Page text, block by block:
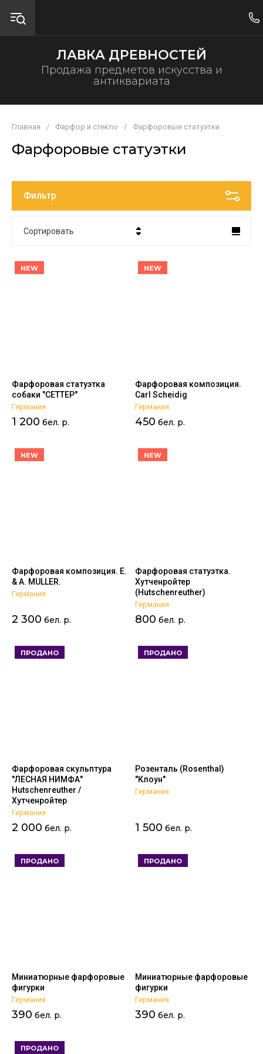
ЛАВКА ДРЕВНОСТЕЙ
Продажа предметов искусства и
антиквариата
Главная / Фарфор и стекло / Фарфоровые статуэтки
Фарфоровые статуэтки
Фильтр
Сортировать
Цена - возрастание
NEW
Фарфоровая статуэтка
собаки "СЕТТЕР"
Германия
1 200 бел. р.
NEW
Фарфоровая композиция.
Carl Scheidig
Германия
450 бел. р.
NEW
Фарфоровая композиция. E.
& A. MULLER.
Германия
2 300 бел. р.
NEW
Фарфоровая статуэтка.
Хутченройтер
(Hutschenreuther)
Германия
800 бел. р.
ПРОДАНО
Фарфоровая скульптура
"ЛЕСНАЯ НИМФА"
Hutschenreuther /
Хутченройтер
Германия
2 000 бел. р.
ПРОДАНО
Розенталь (Rosenthal)
"Клоун"
Германия
1 500 бел. р.
ПРОДАНО
Миниатюрные фарфоровые
фигурки
Германия
390 бел. р.
ПРОДАНО
Миниатюрные фарфоровые
фигурки
Германия
390 бел. р.
ПРОДАНО